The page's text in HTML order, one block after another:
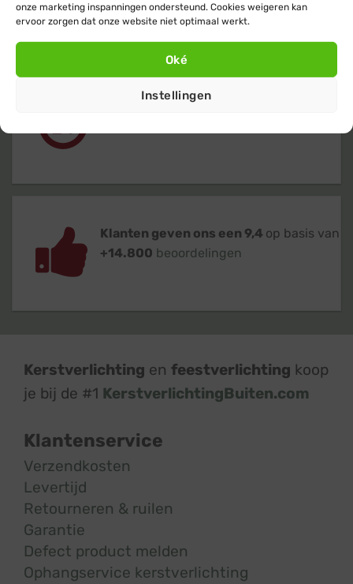
onze marketing inspanningen ondersteund. Cookies weigeren kan
ervoor zorgen dat onze website niet optimaal werkt.
Oké
Instellingen
voor heel Nederland & België
binnen 24 uur
Klanten geven ons een 9,4 op basis van
+14.800 beoordelingen
Kerstverlichting en feestverlichting koop
je bij de #1 KerstverlichtingBuiten.com
Klantenservice
Verzendkosten
Levertijd
Retourneren & ruilen
Garantie
Defect product melden
Ophangservice kerstverlichting